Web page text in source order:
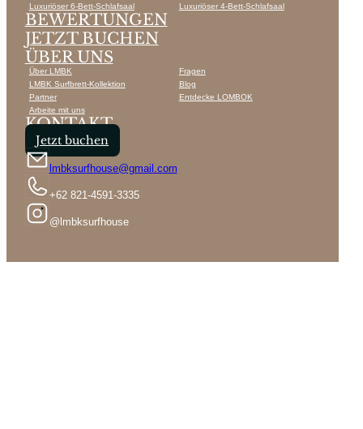
Luxuriöser 6-Bett-Schlafsaal
Luxuriöser 4-Bett-Schlafsaal
BEWERTUNGEN
JETZT BUCHEN
ÜBER UNS
Über LMBK
Fragen
LMBK Surfbrett-Kollektion
Blog
Partner
Entdecke LOMBOK
Arbeite mit uns
KONTAKT
Jetzt buchen
lmbksurfhouse@gmail.com
+62 821-4591-3335
@lmbksurfhouse